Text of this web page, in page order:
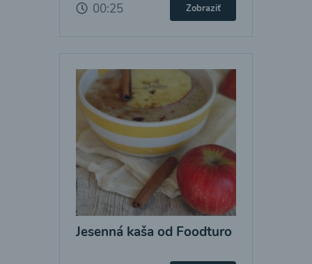
00:25 Zobraziť
Jesenná kaša od Foodturo